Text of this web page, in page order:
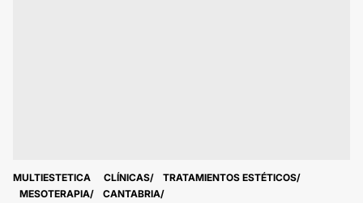
MULTIESTETICA CLÍNICAS
TRATAMIENTOS ESTÉTICOS
MESOTERAPIA
CANTABRIA